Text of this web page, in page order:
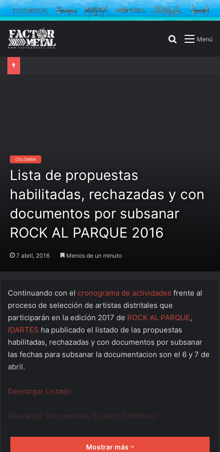
Menú
Buscar
COLOMBIA
Lista de propuestas
habilitadas, rechazadas y con
documentos por subsanar
ROCK AL PARQUE 2016
7 abril, 2016 Menos de un minuto
Continuando con el cronograma de actividades frente al
proceso de selección de artistas distritales que
participarán en la edición 2017 de ROCK AL PARQUE,
IDARTES ha publicado el listado de las propuestas
habilitadas, rechazadas y con documentos por subsanar
las fechas para subsanar la documentacion son el 6 y 7 de
abril.
Descargar Listado
Descargar Documentos (Listado Definitivo)
Mostrar más